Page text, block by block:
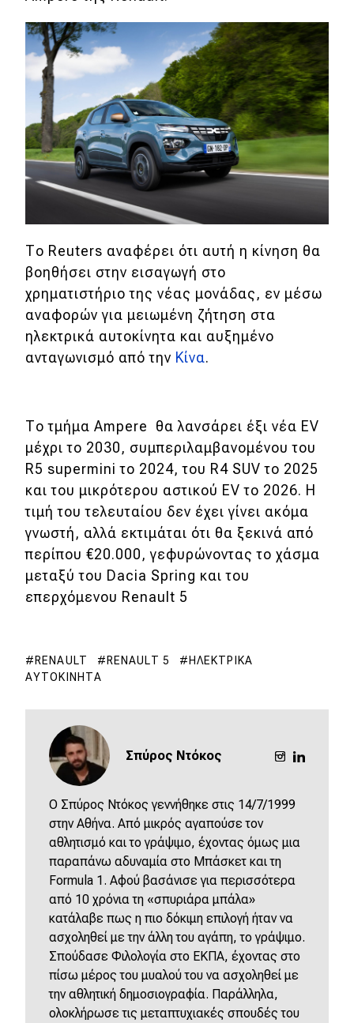
Το Reuters αναφέρει ότι αυτή η κίνηση θα
βοηθήσει στην εισαγωγή στο
χρηματιστήριο της νέας μονάδας, εν μέσω
αναφορών για μειωμένη ζήτηση στα
ηλεκτρικά αυτοκίνητα και αυξημένο
ανταγωνισμό από την Κίνα.
Το τμήμα Ampere θα λανσάρει έξι νέα EV
μέχρι το 2030, συμπεριλαμβανομένου του
R5 supermini το 2024, του R4 SUV το 2025
και του μικρότερου αστικού EV το 2026. Η
τιμή του τελευταίου δεν έχει γίνει ακόμα
γνωστή, αλλά εκτιμάται ότι θα ξεκινά από
περίπου €20.000, γεφυρώνοντας το χάσμα
μεταξύ του Dacia Spring και του
επερχόμενου Renault 5
RENAULT RENAULT 5
ΗΛΕΚΤΡΙΚΆ
ΑΥΤΟΚΊΝΗΤΑ
Σπύρος Ντόκος
O Σπύρος Ντόκος γεννήθηκε στις 14/7/1999
στην Αθήνα. Από μικρός αγαπούσε τον
αθλητισμό και το γράψιμο, έχοντας όμως μια
παραπάνω αδυναμία στο Μπάσκετ και τη
Formula 1. Αφού βασάνισε για περισσότερα
από 10 χρόνια τη «σπυριάρα μπάλα»
κατάλαβε πως η πιο δόκιμη επιλογή ήταν να
ασχοληθεί με την άλλη του αγάπη, το γράψιμο.
Σπούδασε Φιλολογία στο ΕΚΠΑ, έχοντας στο
πίσω μέρος του μυαλού του να ασχοληθεί με
την αθλητική δημοσιογραφία. Παράλληλα,
ολοκλήρωσε τις μεταπτυχιακές σπουδές του